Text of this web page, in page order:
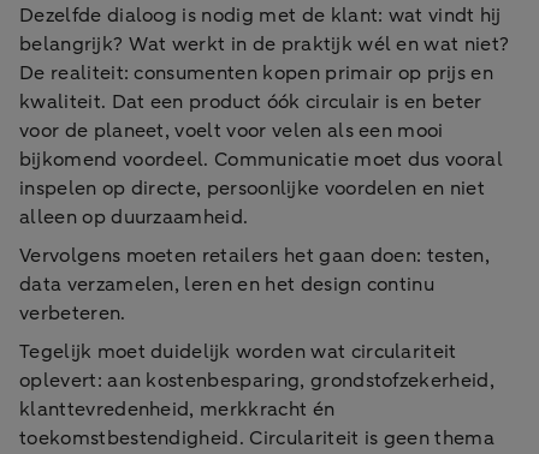
Dezelfde dialoog is nodig met de klant: wat vindt hij
belangrijk? Wat werkt in de praktijk wél en wat niet?
De realiteit: consumenten kopen primair op prijs en
kwaliteit. Dat een product óók circulair is en beter
voor de planeet, voelt voor velen als een mooi
bijkomend voordeel. Communicatie moet dus vooral
inspelen op directe, persoonlijke voordelen en niet
alleen op duurzaamheid.
Vervolgens moeten retailers het gaan doen: testen,
data verzamelen, leren en het design continu
verbeteren.
Tegelijk moet duidelijk worden wat circulariteit
oplevert: aan kostenbesparing, grondstofzekerheid,
klanttevredenheid, merkkracht én
toekomstbestendigheid. Circulariteit is geen thema